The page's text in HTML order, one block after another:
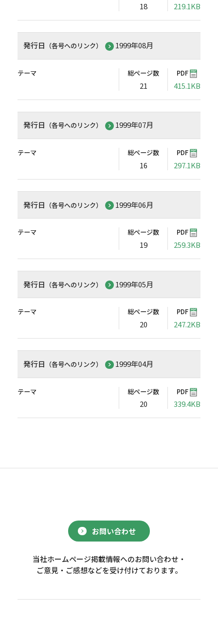
18 219.1KB
発行日 （各号へのリンク） 1999年08月
テーマ 総ページ数
21
PDF
415.1KB
発行日 （各号へのリンク） 1999年07月
テーマ 総ページ数
16
PDF
297.1KB
発行日 （各号へのリンク） 1999年06月
テーマ 総ページ数
19
PDF
259.3KB
発行日 （各号へのリンク） 1999年05月
テーマ 総ページ数
20
PDF
247.2KB
発行日 （各号へのリンク） 1999年04月
テーマ 総ページ数
20
PDF
339.4KB
お問い合わせ
当社ホームページ掲載情報へのお問い合わせ・
ご意見・ご感想などを受け付けております。